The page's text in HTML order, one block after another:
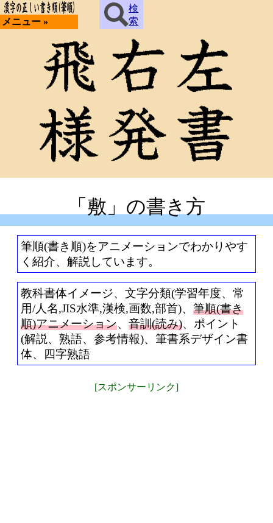
メニュー »
検
索
「敷」の書き方
筆順(書き順)をアニメーションでわかりやす
く紹介、解説しています。
教科書体イメージ、文字分類(学習年度、常
用/人名,JIS水準,漢検,画数,部首)、 筆順(書き
順)アニメーション、 音訓(読み)、ポイント
(解説、熟語、参考情報)、筆書系デザイン書
体、四字熟語
[スポンサーリンク]